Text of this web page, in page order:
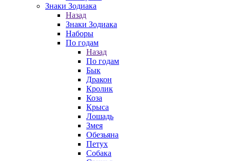
Знаки Зодиака
Назад
Знаки Зодиака
Наборы
По годам
Назад
По годам
Бык
Дракон
Кролик
Коза
Крыса
Лошадь
Змея
Обезьяна
Петух
Собака